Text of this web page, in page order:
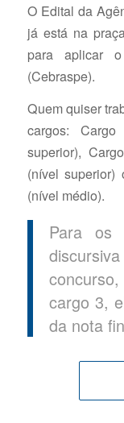
O Edital da
já está na
para aplicar
(Cebraspe).
Quem quiser
cargos:
superior),
(nível superior)
(nível médio).
Para
cargo 3,
da nota